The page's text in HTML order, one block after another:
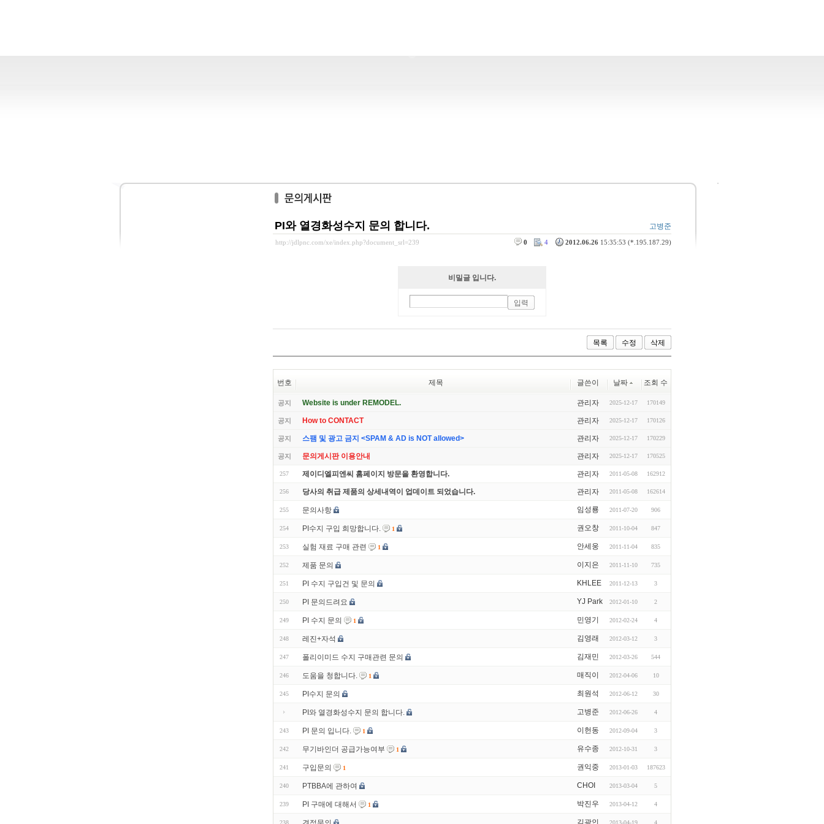
PI와 열경화성수지 문의 합니다. 고병준
http://jdlpnc.com/xe/index.php?document_srl=239 2012.06.26 15:35:53 (*.195.187.29)
4
0
비밀글 입니다.
목록 수정 삭제
번호 제목 글쓴이 날짜 조회 수
공지 Website is under REMODEL. 관리자 2025-12-17 170149
공지 How to CONTACT 관리자 2025-12-17 170126
공지 스팸 및 광고 금지 <SPAM & AD is NOT allowed> 관리자 2025-12-17 170229
공지 문의게시판 이용안내 관리자 2025-12-17 170525
257 제이디엘피엔씨 홈페이지 방문을 환영합니다. 관리자 2011-05-08 162912
256 당사의 취급 제품의 상세내역이 업데이트 되었습니다. 관리자 2011-05-08 162614
255 문의사항 임성룡 2011-07-20 906
254 PI수지 구입 희망합니다. 1 권오창 2011-10-04 847
253 실험 재료 구매 관련 1 안세웅 2011-11-04 835
252 제품 문의 이지은 2011-11-10 735
251 PI 수지 구입건 및 문의 KHLEE 2011-12-13 3
250 PI 문의드려요 YJ Park 2012-01-10 2
249 PI 수지 문의 1 민영기 2012-02-24 4
248 레진+자석 김영래 2012-03-12 3
247 폴리이미드 수지 구매관련 문의 김재민 2012-03-26 544
246 도움을 청합니다. 1 매직이 2012-04-06 10
245 PI수지 문의 최원석 2012-06-12 30
PI와 열경화성수지 문의 합니다. 고병준 2012-06-26 4
243 PI 문의 입니다. 1 이헌동 2012-09-04 3
242 무기바인더 공급가능여부 1 유수종 2012-10-31 3
241 구입문의 1 권익중 2013-01-03 187623
240 PTBBA에 관하여 CHOI 2013-03-04 5
239 PI 구매에 대해서 1 박진우 2013-04-12 4
238 김광인 2013-04-19 4